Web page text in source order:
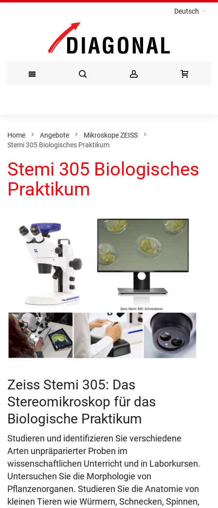
Deutsch
Inhalt
Home Angebote
Mikroskope ZEISS
Stemi 305 Biologisches Praktikum
Stemi 305 Biologisches
Praktikum
Zeiss Stemi 305: Das
Stereomikroskop für das
Biologische Praktikum
Studieren und identifizieren Sie verschiedene
Arten unpräparierter Proben im
wissenschaftlichen Unterricht und in Laborkursen.
Untersuchen Sie die Morphologie von
Pflanzenorganen. Studieren Sie die Anatomie von
kleinen Tieren wie Würmern, Schnecken, Spinnen,